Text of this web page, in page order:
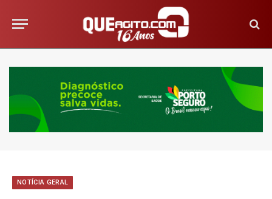
NOTÍCIA GERAL